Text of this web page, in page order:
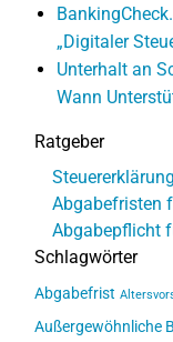
„Digitaler
Unterhalt an
Wann
Ratgeber
Abgabefristen
Abgabepflicht
Schlagwörter
Abgabefrist
Außergewöhnliche